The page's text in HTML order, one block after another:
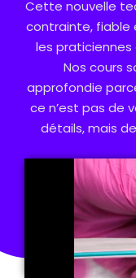
Cette nouvelle
contrainte, fiable
les
Nos cours
approfondie
ce n’est pas de
détails, mais